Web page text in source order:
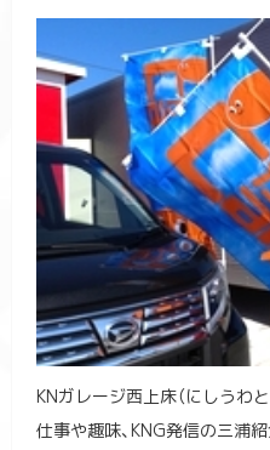
KNガレージ西上床（にしうわと
仕事や趣味、KNG発信の三浦